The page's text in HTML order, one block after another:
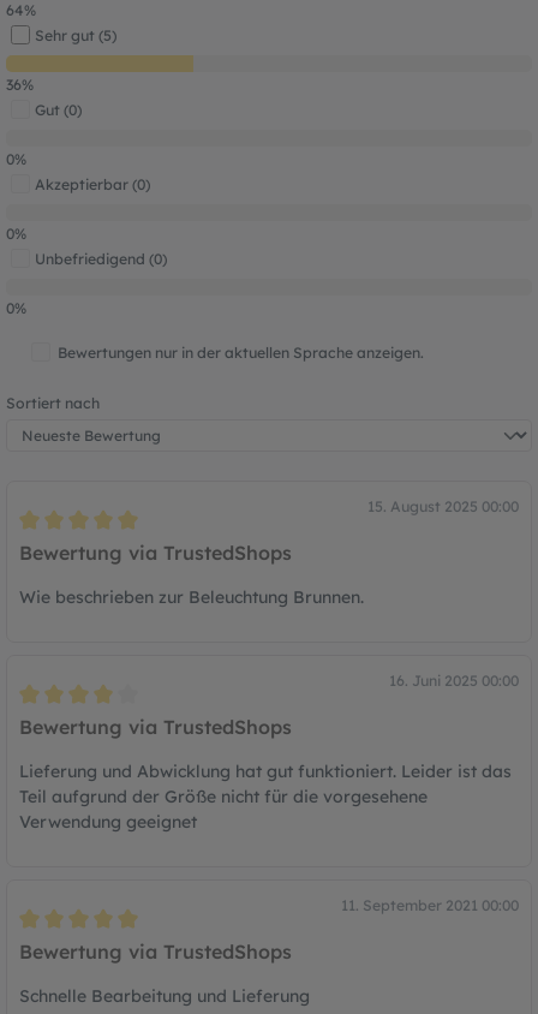
64%
Sehr gut (5)
36%
Gut (0)
0%
Akzeptierbar (0)
0%
Unbefriedigend (0)
0%
Bewertungen nur in der aktuellen Sprache anzeigen.
Sortiert nach
15. August 2025 00:00
Bewertung mit 5 von 5 Sternen
Bewertung via TrustedShops
Wie beschrieben zur Beleuchtung Brunnen.
16. Juni 2025 00:00
Bewertung mit 4 von 5 Sternen
Bewertung via TrustedShops
Lieferung und Abwicklung hat gut funktioniert. Leider ist das
Teil aufgrund der Größe nicht für die vorgesehene
Verwendung geeignet
11. September 2021 00:00
Bewertung mit 5 von 5 Sternen
Bewertung via TrustedShops
Schnelle Bearbeitung und Lieferung